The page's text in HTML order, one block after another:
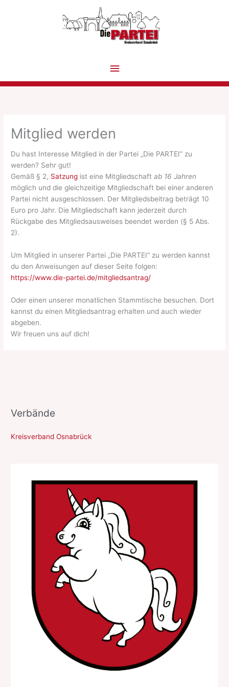
Hauptmenü
Mitglied werden
Du hast Interesse Mitglied in der Partei „Die PARTEI“ zu
werden? Sehr gut!
Gemäß § 2, Satzung ist eine Mitgliedschaftab 16 Jahren
möglich und die gleichzeitige Mitgliedschaft bei einer anderen
Partei nicht ausgeschlossen. Der Mitgliedsbeitrag beträgt 10
Euro pro Jahr. Die Mitgliedschaft kann jederzeit durch
Rückgabe des Mitgliedsausweises beendet werden (§ 5 Abs.
2).
Um Mitglied in unserer Partei „Die PARTEI“ zu werden kannst
du den Anweisungen auf dieser Seite folgen:
https://www.die-partei.de/mitgliedsantrag/
Oder einen unserer monatlichen Stammtische besuchen. Dort
kannst du einen Mitgliedsantrag erhalten und auch wieder
abgeben.
Wir freuen uns auf dich!
Verbände
Kreisverband Osnabrück